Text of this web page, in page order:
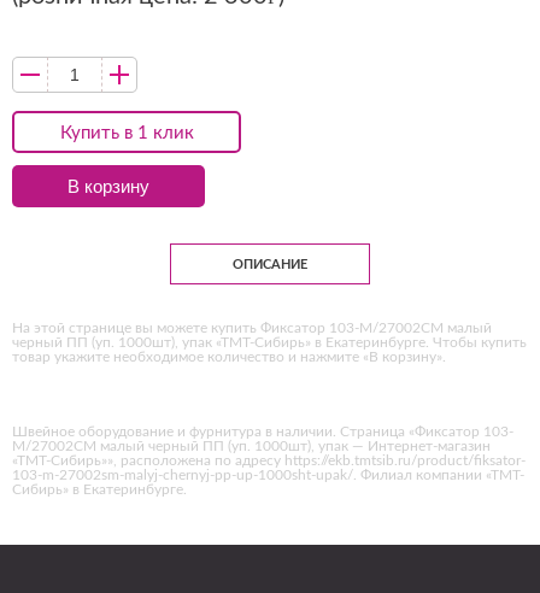
Купить в 1 клик
В корзину
ОПИСАНИЕ
На этой странице вы можете купить Фиксатор 103-М/27002СМ малый
черный ПП (уп. 1000шт), упак «ТМТ-Сибирь» в Екатеринбурге. Чтобы купить
товар укажите необходимое количество и нажмите «В корзину».
Швейное оборудование и фурнитура в наличии. Страница «Фиксатор 103-
М/27002СМ малый черный ПП (уп. 1000шт), упак — Интернет-магазин
«ТМТ-Сибирь»», расположена по адресу https://ekb.tmtsib.ru/product/fiksator-
103-m-27002sm-malyj-chernyj-pp-up-1000sht-upak/. Филиал компании «ТМТ-
Сибирь» в Екатеринбурге.